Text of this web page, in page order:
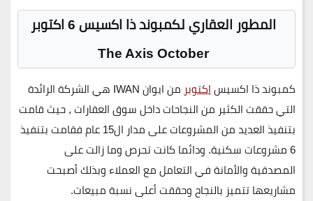
المطور العقاري لكمبوند ذا اكسيس 6 اكتوبر
The Axis October
كمبوند ذا اكسيساكتوبر
من ايوان IWAN هي الشركة الرائدة
التي حققت الكثير من النجاحات داخل سوق العقارات , حيث قامت
بتنفيذ العديد من المشروعات على مدار ال15 عام فقامت بتنفيذ
6 مشروعات سكنية. ودائما كانت تحرص وما زالت على
المصدقية والأمانة في التعامل مع العملاء وبذلك أصبحت
مشاريعها تتميز بالنجاح وحققت أعلى نسبة مبيعات.